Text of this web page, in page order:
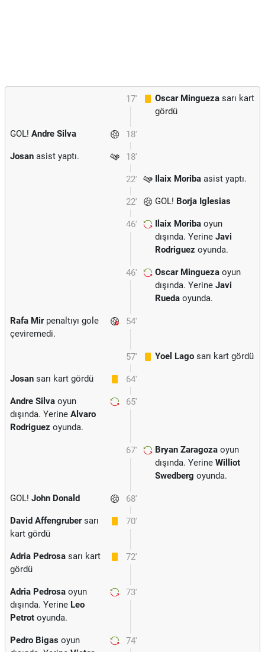
17' Oscar Mingueza sarı kart
gördü
18'
GOL! Andre Silva
18'
Josan asist yaptı.
22' Ilaix Moriba asist yaptı.
22' GOL! Borja Iglesias
46' Ilaix Moriba oyun
dışında. Yerine Javi
Rodriguez oyunda.
46' Oscar Mingueza oyun
dışında. Yerine Javi
Rueda oyunda.
54'
Rafa Mirpenaltıyı gole
çeviremedi.
57' Yoel Lago sarı kart gördü
64'
Josan sarı kart gördü
65'
Andre Silva oyun
dışında. Yerine Alvaro
Rodriguez oyunda.
67' Bryan Zaragoza oyun
dışında. Yerine Williot
Swedberg oyunda.
68'
GOL! John Donald
70'
David Affengrubersarı
kart gördü
72'
Adria Pedrosa sarı kart
gördü
73'
Adria Pedrosa oyun
dışında. Yerine Leo
Petrot oyunda.
74'
Pedro Bigas oyun